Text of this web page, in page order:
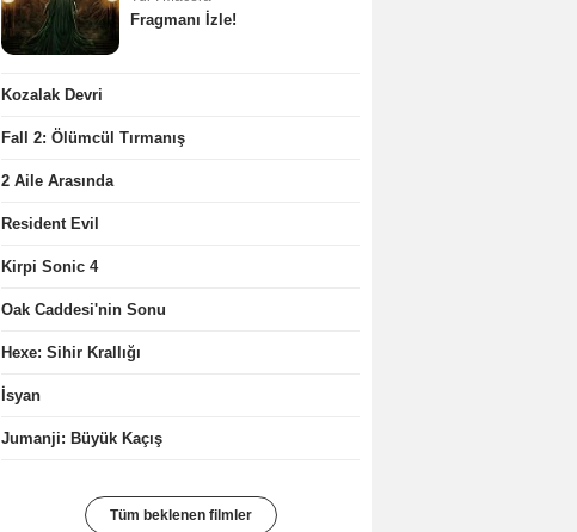
Fragmanı İzle!
Kozalak Devri
Fall 2: Ölümcül Tırmanış
2 Aile Arasında
Resident Evil
Kirpi Sonic 4
Oak Caddesi'nin Sonu
Hexe: Sihir Krallığı
İsyan
Jumanji: Büyük Kaçış
Tüm beklenen filmler